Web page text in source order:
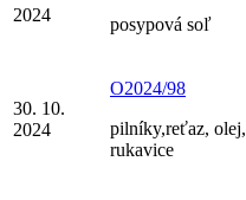
2024
posypová soľ
30. 10.
2024
O2024/98
pilníky,reťaz, olej,
rukavice